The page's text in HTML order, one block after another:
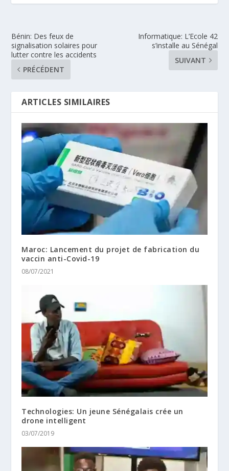
Bénin: Des feux de
signalisation solaires pour
lutter contre les accidents
PRÉCÉDENT
Informatique: L’Ecole 42
s’installe au Sénégal
SUIVANT
ARTICLES SIMILAIRES
Maroc: Lancement du projet de fabrication du
vaccin anti-Covid-19
08/07/2021
Technologies: Un jeune Sénégalais crée un
drone intelligent
03/07/2019